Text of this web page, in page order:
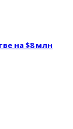
на $8 млн